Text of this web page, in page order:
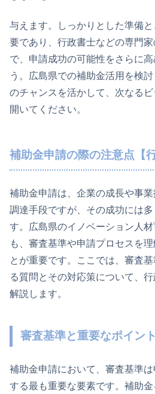
与えます。しっかりとした準備
要であり、行政書士などの専門
で、申請成功の可能性をさらに
う。広島県での補助金活用を検
のチャンスを活かして、次なる
開いてください。
補助金申請の際の注意点【
補助金申請は、企業の成長や事
調達手段ですが、その成功には
す。広島県のイノベーション人
も、審査基準や申請プロセスを
とが重要です。ここでは、審査
る質問とその対応策について、
解説します。
審査基準と重要なポイント
補助金申請において、審査基準
する最も重要な要素です。補助